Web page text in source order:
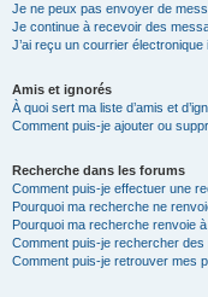
Je ne peux pas envoyer de
Je continue à recevoir des
J’ai reçu un courrier
Amis et ignorés
À quoi sert ma liste d’amis et
Comment puis-je ajouter ou
Recherche dans les forums
Comment puis-je effectuer une
Pourquoi ma recherche ne
Pourquoi ma recherche renvoie
Comment puis-je rechercher des
Comment puis-je retrouver mes